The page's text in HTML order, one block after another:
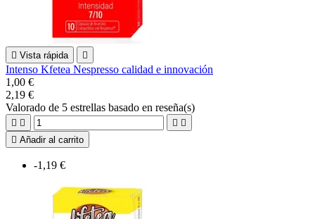
 Vista rápida 
Intenso Kfetea Nespresso calidad e innovación
1,00 €
2,19 €
Valorado de 5 estrellas basado en reseña(s)
   
 Añadir al carrito
-1,19 €